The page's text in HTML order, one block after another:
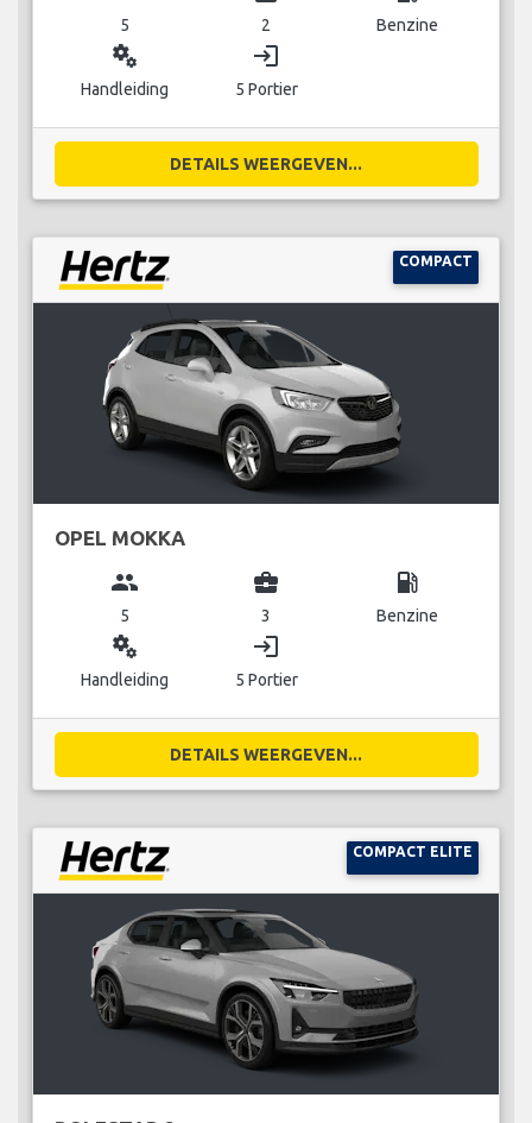
5 2 Benzine
miscellaneous_services
Handleiding
login
5 Portier
DETAILS WEERGEVEN...
COMPACT
OPEL MOKKA
group
5
business_center
3
local_gas_station
Benzine
miscellaneous_services
Handleiding
login
5 Portier
DETAILS WEERGEVEN...
COMPACT ELITE